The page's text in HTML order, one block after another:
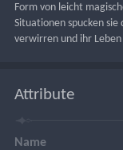
Form von leicht
Situationen spucken sie
verwirren und ihr
Attribute
Name